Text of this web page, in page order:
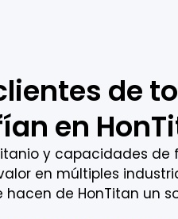
de
en
y capacidades de
en múltiples
de HonTitan un